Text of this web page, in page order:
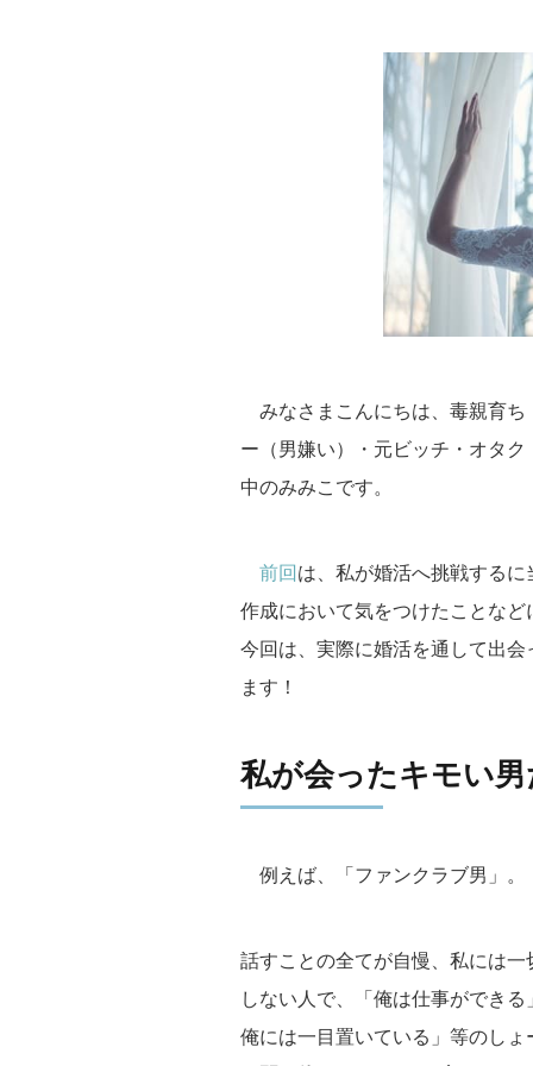
みなさまこんにちは、毒親育ち
ー（男嫌い）・元ビッチ・オタ
中のみみこです。
前回 は、私が婚活へ挑戦する
作成において気をつけたことな
今回は、実際に婚活を通して出
ます！
私が会ったキモい
例えば、「ファンクラブ男」。
話すことの全てが自慢、私には
しない人で、「俺は仕事ができ
俺には一目置いている」等のし